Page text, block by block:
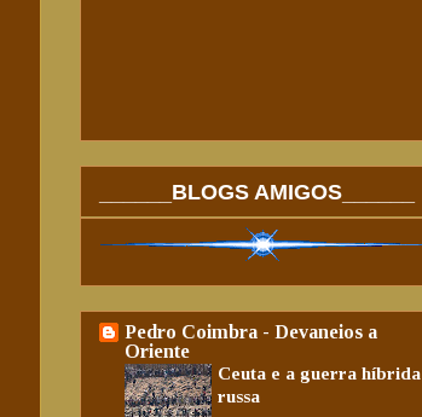
______BLOGS AMIGOS______
Pedro Coimbra - Devaneios a
Oriente
Ceuta e a guerra híbrida
russa